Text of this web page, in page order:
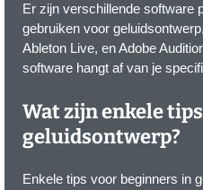
Er zijn verschillende software
gebruiken voor
Ableton Live, en Adobe
software hangt af van je
Wat zijn enkele
geluidsontwerp?
Enkele tips voor beginners in